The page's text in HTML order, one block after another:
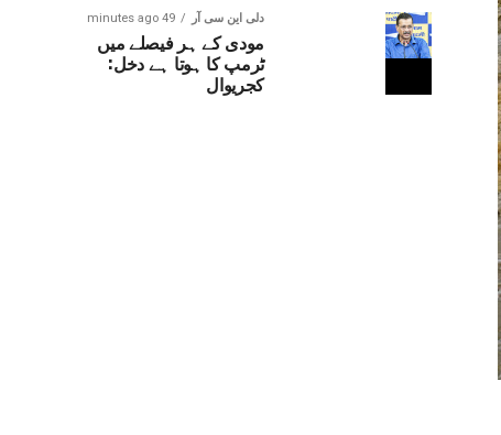
دلی این سی آر 49 minutes ago
مودی کے ہر فیصلے میں
ٹرمپ کا ہوتا ہے دخل:
کجریوال